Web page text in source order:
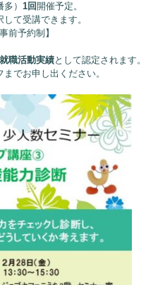
多） 1回 開催予定。
て受講できます。
前予約制】
職活動実績として認定されます。
でお申し出ください。